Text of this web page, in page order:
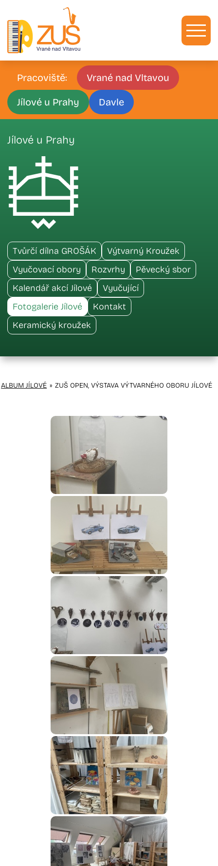
Inhalt
springen
Pracoviště: Vrané nad Vltavou
Jílové u Prahy Davle
Jílové u Prahy
Tvůrčí dílna GROŠÁK
Výtvarný Kroužek
Vyučovací obory
Rozvrhy
Pěvecký sbor
Kalendář akcí Jílové
Vyučující
Fotogalerie Jílové
Kontakt
Keramický kroužek
ALBUM JÍLOVÉ » ZUŠ OPEN, VÝSTAVA VÝTVARNÉHO OBORU JÍLOVÉ